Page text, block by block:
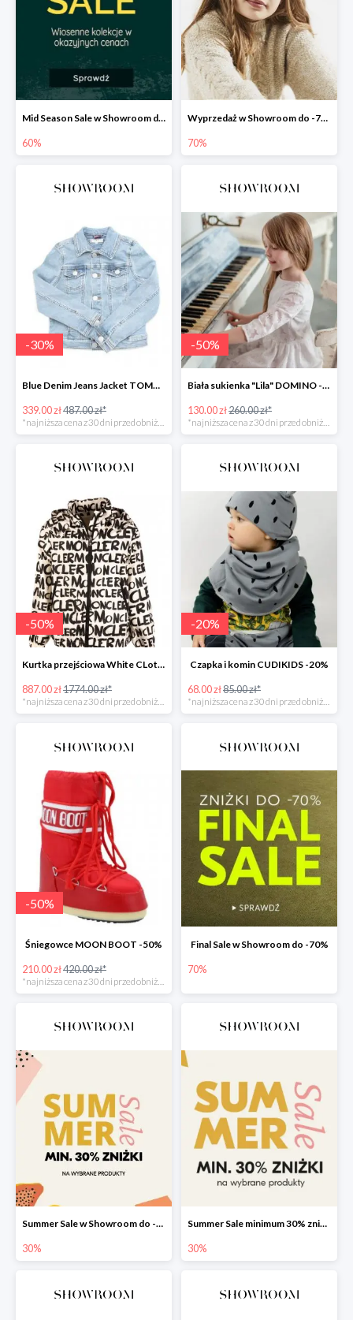
Mid Season Sale w Showroom do -60%
60%
Wyprzedaż w Showroom do -70%
70%
-30%
Blue Denim Jeans Jacket TOMMY HILFIGER -30%
339.00 zł487.00 zł*
-50%
Biała sukienka "Lila" DOMINO -50%
130.00 zł260.00 zł*
-50%
Kurtka przejściowa White CLothing MONCLER -50%
887.00 zł1774.00 zł*
*najniższa cena z 30 dni przed obniżką
-20%
Czapka i komin CUDIKIDS -20%
68.00 zł85.00 zł*
*najniższa cena z 30 dni przed obniżką
-50%
Śniegowce MOON BOOT -50%
210.00 zł420.00 zł*
Final Sale w Showroom do -70%
70%
Summer Sale w Showroom do -30%
30%
Summer Sale minimum 30% zniżki
30%